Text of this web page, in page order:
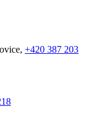
+420 387 203